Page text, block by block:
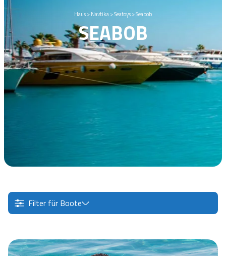
Haus>Navtika>Seatoys>Seabob
SEABOB
Filter für Boote